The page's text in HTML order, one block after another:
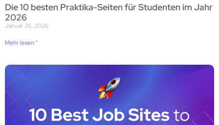
Die 10 besten Praktika-Seiten für Studenten im Jahr
2026
Januar 26, 2026
Mehr lesen "